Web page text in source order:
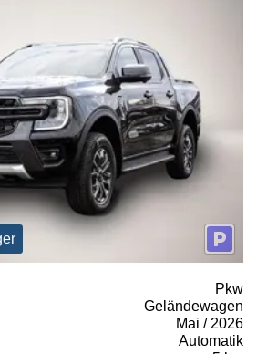
Pkw
Geländewagen
Mai / 2026
Automatik